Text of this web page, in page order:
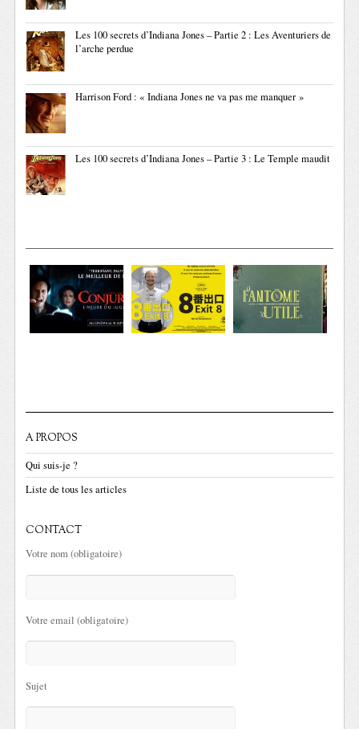
Les 100 secrets d’Indiana Jones – Partie 2 : Les Aventuriers de
l’arche perdue
Harrison Ford : « Indiana Jones ne va pas me manquer »
Les 100 secrets d’Indiana Jones – Partie 3 : Le Temple maudit
A PROPOS
Qui suis-je ?
Liste de tous les articles
CONTACT
Votre nom (obligatoire)
Votre email (obligatoire)
Sujet